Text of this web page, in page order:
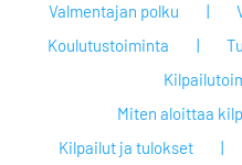
Valmentajan polku
Koulutustoiminta
Miten aloittaa
Kilpailut ja tulokset